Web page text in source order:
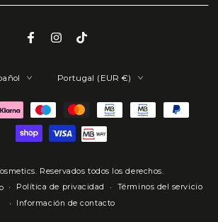
Facebook
Instagram
TikTok
. Reservados todos los derechos.
Política de privacidad
Términos del servicio
Información de contacto
Portugal (EUR €)